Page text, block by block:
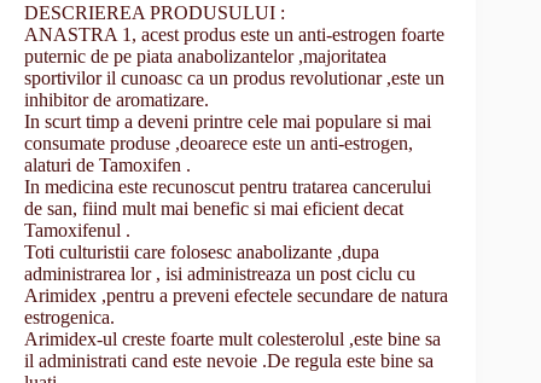
DESCRIEREA PRODUSULUI :
ANASTRA 1, acest produs este un anti-estrogen foarte
puternic de pe piata anabolizantelor ,majoritatea
sportivilor il cunoasc ca un produs revolutionar ,este un
inhibitor de aromatizare.
In scurt timp a deveni printre cele mai populare si mai
consumate produse ,deoarece este un anti-estrogen,
alaturi de Tamoxifen .
In medicina este recunoscut pentru tratarea cancerului
de san, fiind mult mai benefic si mai eficient decat
Tamoxifenul .
Toti culturistii care folosesc anabolizante ,dupa
administrarea lor , isi administreaza un post ciclu cu
Arimidex ,pentru a preveni efectele secundare de natura
estrogenica.
Arimidex-ul creste foarte mult colesterolul ,este bine sa
il administrati cand este nevoie .De regula este bine sa